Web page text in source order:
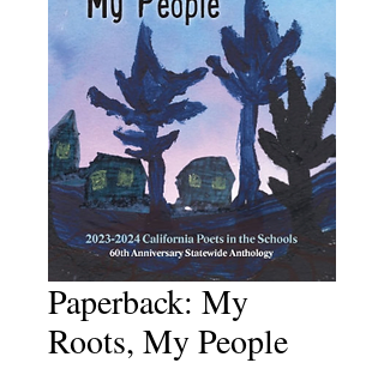
Paperback: My
Roots, My People